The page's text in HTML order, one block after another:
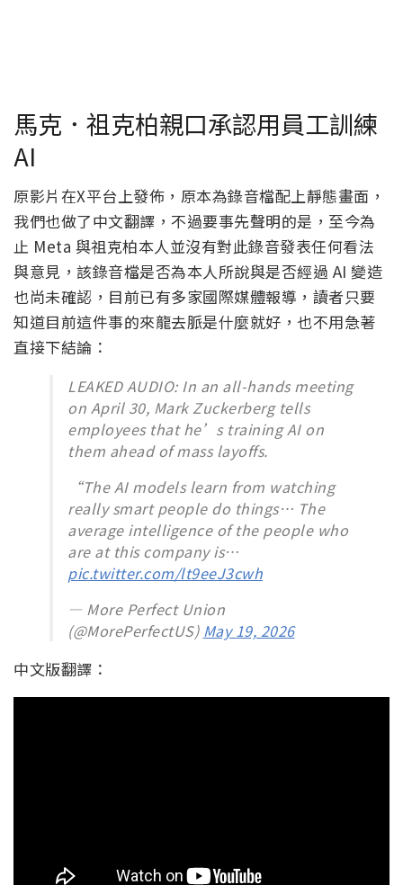
馬克．祖克柏親口承認用員工訓練
AI
原影片在X平台上發佈，原本為錄音檔配上靜態畫面，
我們也做了中文翻譯，不過要事先聲明的是，至今為
止 Meta 與祖克柏本人並沒有對此錄音發表任何看法
與意見，該錄音檔是否為本人所說與是否經過 AI 變造
也尚未確認，目前已有多家國際媒體報導，讀者只要
知道目前這件事的來龍去脈是什麼就好，也不用急著
直接下結論：
LEAKED AUDIO: In an all-hands meeting
on April 30, Mark Zuckerberg tells
employees that he’s training AI on
them ahead of mass layoffs.
“The AI models learn from watching
really smart people do things… The
average intelligence of the people who
are at this company is…
pic.twitter.com/lt9eeJ3cwh
— More Perfect Union
(@MorePerfectUS) May 19, 2026
中文版翻譯：